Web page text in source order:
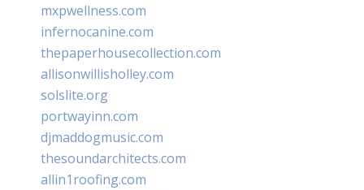
mxpwellness.com
infernocanine.com
thepaperhousecollection.com
allisonwillisholley.com
solslite.org
portwayinn.com
djmaddogmusic.com
thesoundarchitects.com
allin1roofing.com